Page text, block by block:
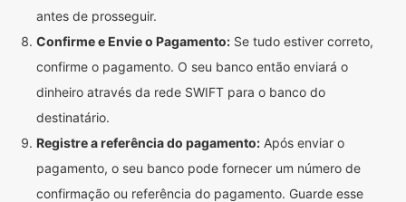
antes de prosseguir.
Confirme e Envie o Pagamento: Se tudo estiver correto,
confirme o pagamento. O seu banco então enviará o
dinheiro através da rede SWIFT para o banco do
destinatário.
Registre a referência do pagamento: Após enviar o
pagamento, o seu banco pode fornecer um número de
confirmação ou referência do pagamento. Guarde esse